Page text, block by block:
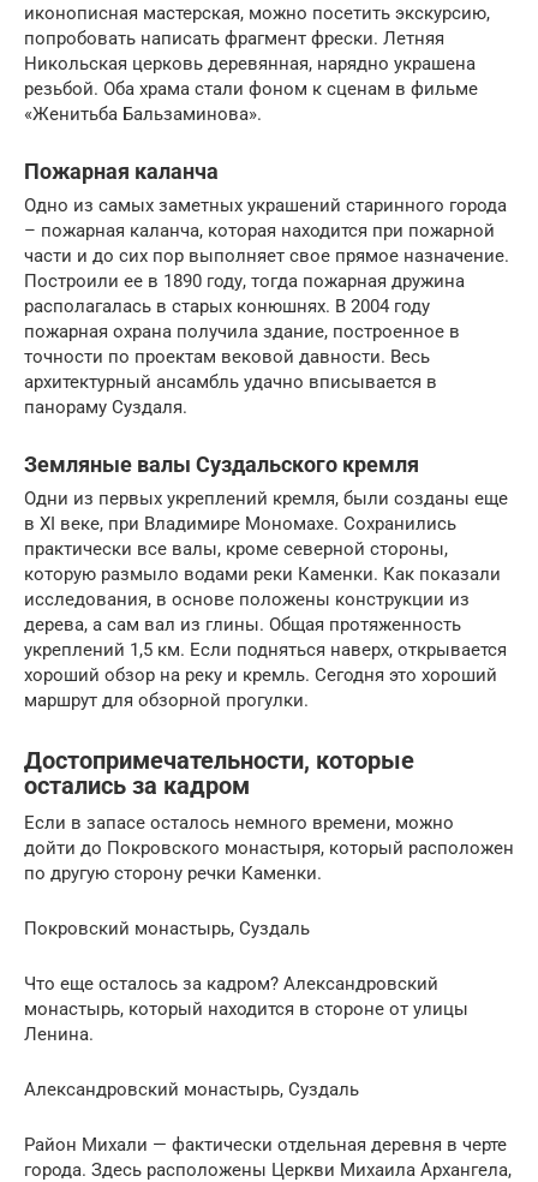
иконописная мастерская, можно посетить экскурсию,
попробовать написать фрагмент фрески. Летняя
Никольская церковь деревянная, нарядно украшена
резьбой. Оба храма стали фоном к сценам в фильме
«Женитьба Бальзаминова».
Пожарная каланча
Одно из самых заметных украшений старинного города
– пожарная каланча, которая находится при пожарной
части и до сих пор выполняет свое прямое назначение.
Построили ее в 1890 году, тогда пожарная дружина
располагалась в старых конюшнях. В 2004 году
пожарная охрана получила здание, построенное в
точности по проектам вековой давности. Весь
архитектурный ансамбль удачно вписывается в
панораму Суздаля.
Земляные валы Суздальского кремля
Одни из первых укреплений кремля, были созданы еще
в XI веке, при Владимире Мономахе. Сохранились
практически все валы, кроме северной стороны,
которую размыло водами реки Каменки. Как показали
исследования, в основе положены конструкции из
дерева, а сам вал из глины. Общая протяженность
укреплений 1,5 км. Если подняться наверх, открывается
хороший обзор на реку и кремль. Сегодня это хороший
маршрут для обзорной прогулки.
Достопримечательности, которые
остались за кадром
Если в запасе осталось немного времени, можно
дойти до Покровского монастыря, который расположен
по другую сторону речки Каменки.
Покровский монастырь, Суздаль
Что еще осталось за кадром? Александровский
монастырь, который находится в стороне от улицы
Ленина.
Александровский монастырь, Суздаль
Район Михали — фактически отдельная деревня в черте
города. Здесь расположены Церкви Михаила Архангела,